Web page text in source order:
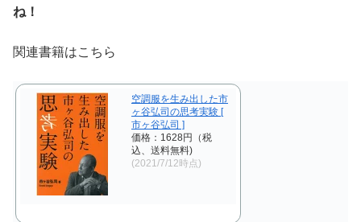
ね！
関連書籍はこちら
空調服を生み出した市
ヶ谷弘司の思考実験 [
市ヶ谷弘司 ]
価格：1628円（税
込、送料無料)
(2021/7/12時点)